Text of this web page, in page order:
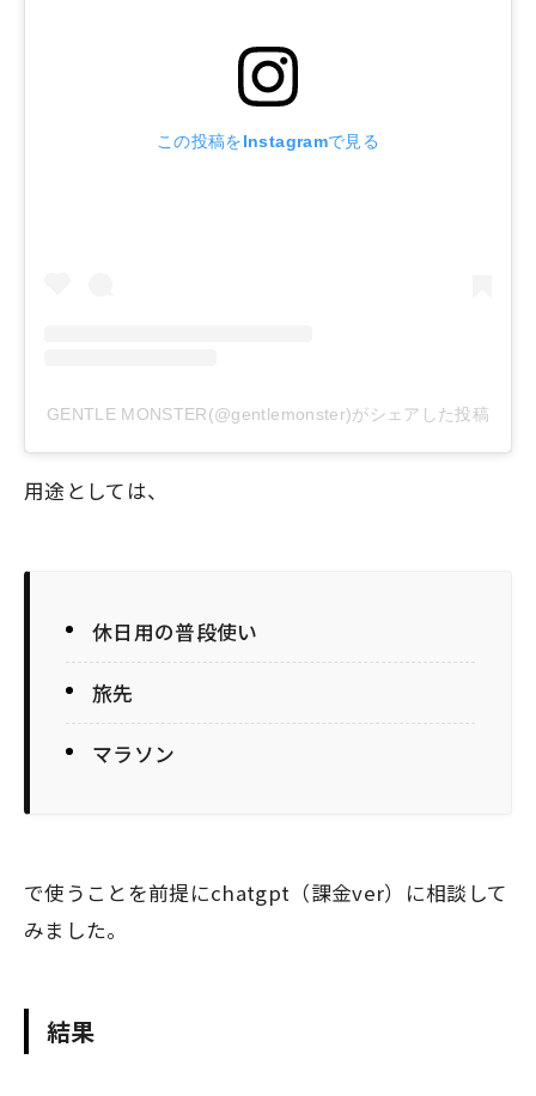
この投稿をInstagramで見る
GENTLE MONSTER(@gentlemonster)がシェアした投稿
用途としては、
休日用の普段使い
旅先
マラソン
で使うことを前提にchatgpt（課金ver）に相談して
みました。
結果